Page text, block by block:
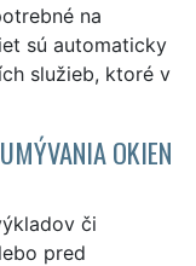
na
sú automaticky
služieb, ktoré v
OKIEN
či
pred